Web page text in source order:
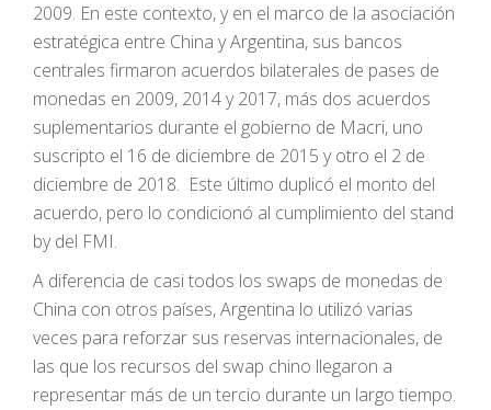
2009. En este contexto, y en el marco de la asociación
estratégica entre China y Argentina, sus bancos
centrales firmaron acuerdos bilaterales de pases de
monedas en 2009, 2014 y 2017, más dos acuerdos
suplementarios durante el gobierno de Macri, uno
suscripto el 16 de diciembre de 2015 y otro el 2 de
diciembre de 2018. Este último duplicó el monto del
acuerdo, pero lo condicionó al cumplimiento del stand
by del FMI.
A diferencia de casi todos los swaps de monedas de
China con otros países, Argentina lo utilizó varias
veces para reforzar sus reservas internacionales, de
las que los recursos del swap chino llegaron a
representar más de un tercio durante un largo tiempo.